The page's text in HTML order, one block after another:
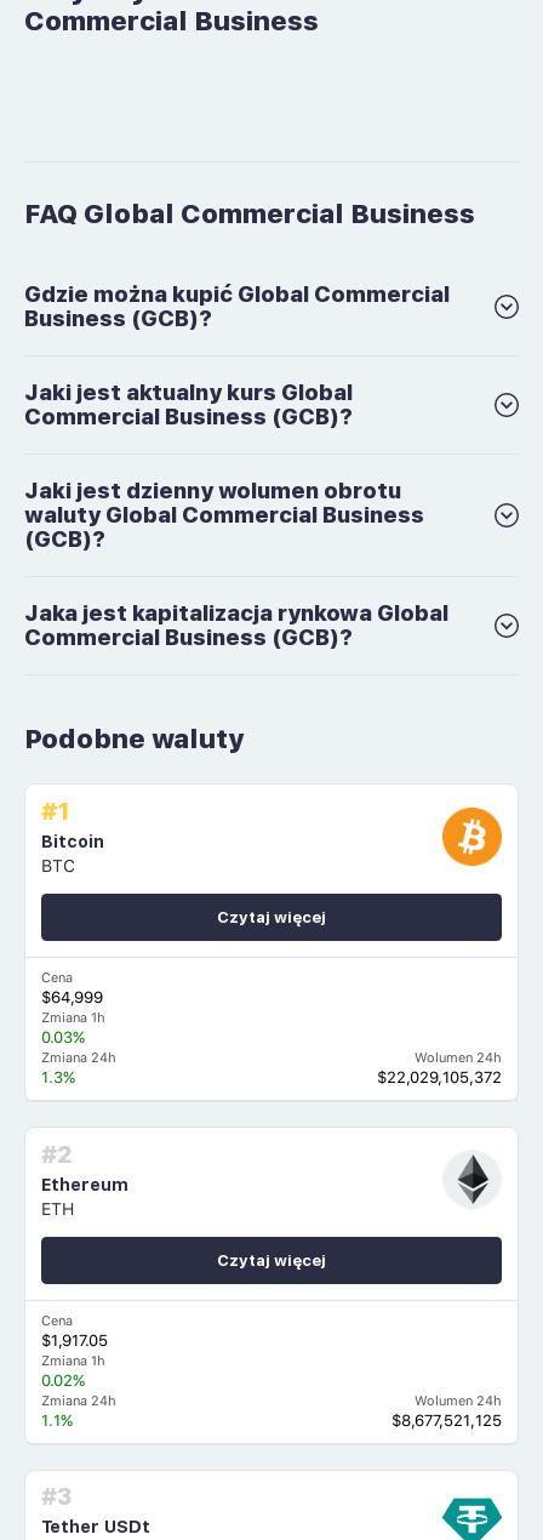
Commercial Business
FAQ Global Commercial Business
Gdzie można kupić Global Commercial
Business (GCB)?
Jaki jest aktualny kurs Global
Commercial Business (GCB)?
Jaki jest dzienny wolumen obrotu
waluty Global Commercial Business
(GCB)?
Jaka jest kapitalizacja rynkowa Global
Commercial Business (GCB)?
Podobne waluty
#1
Bitcoin
BTC
Cena
$64,999
Zmiana 1h
0.03%
Zmiana 24h
1.3%
Wolumen 24h
$22,029,105,372
Czytaj więcej
#2
Ethereum
ETH
Cena
$1,917.05
Zmiana 1h
0.02%
Zmiana 24h
1.1%
Wolumen 24h
$8,677,521,125
Czytaj więcej
#3
Tether USDt